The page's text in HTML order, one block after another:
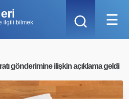
ilgili bilmek
☰
gönderimine ilişkin açıklama geldi